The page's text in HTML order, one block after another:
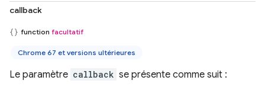
callback
function facultatif
Chrome 67 et versions ultérieures
Le paramètre callback se présente comme suit :